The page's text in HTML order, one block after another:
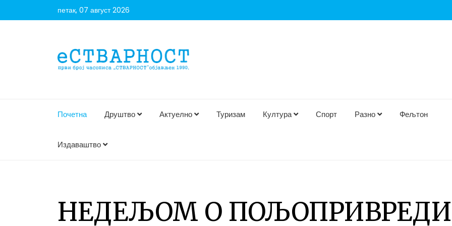
петак, 07 август 2026
Почетна Друштво Актуелно Туризам Култура Спорт Разно Фељтон
Издаваштво
НЕДЕЉОМ О